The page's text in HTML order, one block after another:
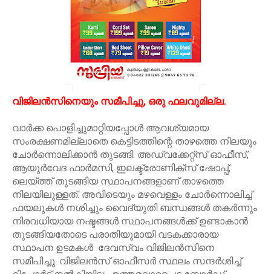
വിജിലന്‍സിനെയും സമീപിച്ചു, ഒരു ഫലവുമില്ല.
വാര്‍ക്ക പൊളിച്ചുമാറ്റിയപ്പോള്‍ ആവശ്യമായ
സംരക്ഷണമില്ലാതെ കെട്ടിടത്തിന്റെ താഴത്തെ നിലയും
ചോര്‍ന്നൊലിക്കാന്‍ തുടങ്ങി. അഡ്വക്കേറ്റ്സ് ഓഫീസ്,
ആയുര്‍വേദ ഫാര്‍മസി, ഇലക്ട്രോണിക്സ് ഷോപ്പ്,
ലെയ്ത്ത് തുടങ്ങിയ സ്ഥാപനങ്ങളാണ് താഴത്തെ
നിലയിലുള്ളത്. അവിടെയും മഴവെള്ളം ചോര്‍ന്നൊലിച്ച്
ഫയലുകള്‍ നശിച്ചും വൈദ്യുതി ബന്ധങ്ങള്‍ തകര്‍ന്നും
നിരവധിയായ നഷ്ടങ്ങള്‍ സ്ഥാപനങ്ങള്‍ക്ക് ഉണ്ടാകാന്‍
തുടങ്ങിയതോടെ പരാതിയുമായി വടകക്കാരായ
സ്ഥാപന ഉടമകള്‍ ദേവസ്വം വിജിലന്‍സിനെ
സമീപിച്ചു. വിജിലന്‍സ് ഓഫീസര്‍ സ്ഥലം സന്ദര്‍ശിച്ച്